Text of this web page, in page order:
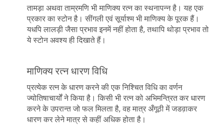
तामड़ा अथवा ताम्रमणि भी माणिक्य रत्न का स्थनापन्न है। यह एक
प्रकार का स्टोन है। सींगली एवं सूर्याश्म भी माणिक्य के पूरक हैं।
यधपि लालड़ी जैसा प्रभाव इनमें नहीं होता है, तथापि थोड़ा प्रभाव तो
ये स्टोन अवश्य ही दिखाते हैं।
माणिक्य रत्न धारण विधि
प्रत्येक रत्न के धारण करने की एक निश्चित विधि का वर्णन
ज्योतिषाचार्यों ने किया है। किसी भी रत्न को अभिमन्त्रित कर धारण
करने के उपरान्त जो फल मिलता है, वह मात्र अँगूठी में जडव़ाकर
धारण कर लेने मात्र से कहीं अधिक होता है।